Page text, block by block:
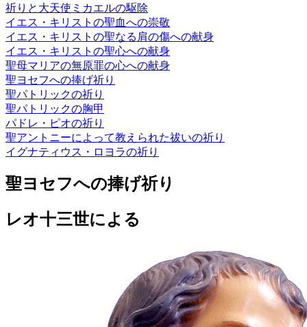
祈りと大天使ミカエルの駆除
イエス・キリストの聖血への崇敬
イエス・キリストの聖なる肩の傷への献身
イエス・キリストの聖心への献身
聖母マリアの無原罪の心への献身
聖ヨセフへの捧げ祈り
聖パトリックの祈り
聖パトリックの胸甲
パドレ・ピオの祈り
聖アントニーによって教えられた祓いの祈り
イグナティウス・ロヨラの祈り
聖ヨセフへの捧げ祈り
レオ十三世による